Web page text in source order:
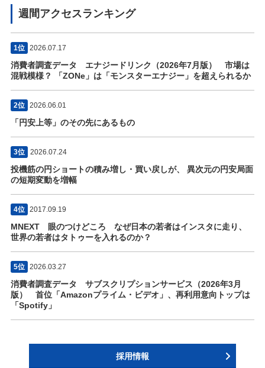
週間アクセスランキング
1位 2026.07.17
消費者調査データ エナジードリンク（2026年7月版） 市場は
混戦模様？ 「ZONe」は「モンスターエナジー」を超えられるか
2位 2026.06.01
「円安上等」のその先にあるもの
3位 2026.07.24
投機筋の円ショートの積み増し・買い戻しが、 異次元の円安局面
の短期変動を増幅
4位 2017.09.19
MNEXT 眼のつけどころ なぜ日本の若者はインスタに走り、
世界の若者はタトゥーを入れるのか？
5位 2026.03.27
消費者調査データ サブスクリプションサービス（2026年3月
版） 首位「Amazonプライム・ビデオ」、再利用意向トップは
「Spotify」
採用情報